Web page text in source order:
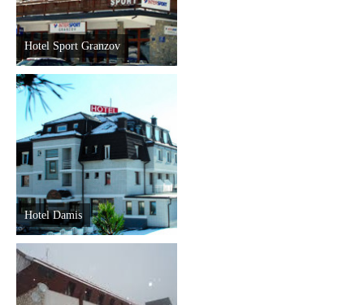
Hotel Sport Granzov
Hotel Damis